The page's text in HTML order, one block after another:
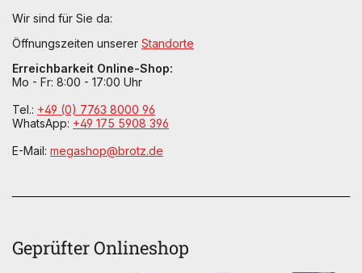
Wir sind für Sie da:
Öffnungszeiten unserer Standorte
Erreichbarkeit Online-Shop:
Mo - Fr: 8:00 - 17:00 Uhr
Tel.: +49 (0) 7763 8000 96
WhatsApp: +49 175 5908 396
E-Mail: megashop@brotz.de
Geprüfter Onlineshop